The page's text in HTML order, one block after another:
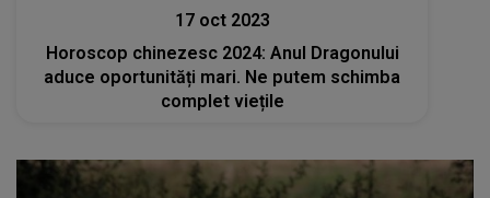
17 oct 2023
Horoscop chinezesc 2024: Anul Dragonului
aduce oportunități mari. Ne putem schimba
complet viețile